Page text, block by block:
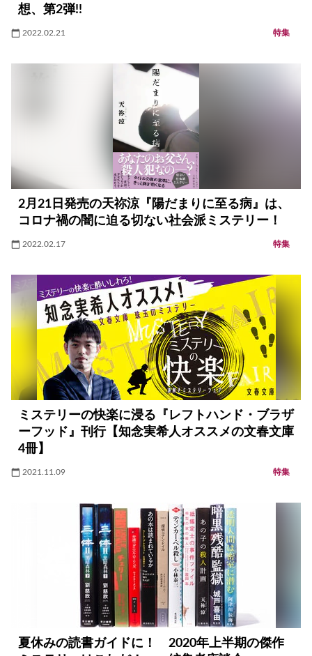
想、第2弾!!
2022.02.21 特集
2月21日発売の天祢涼『陽だまりに至る病』は、
コロナ禍の闇に迫る切ない社会派ミステリー！
2022.02.17 特集
ミステリーの快楽に浸る『レフトハンド・ブラザ
ーフッド』刊行【知念実希人オススメの文春文庫
4冊】
2021.11.09 特集
夏休みの読書ガイドに！ 2020年上半期の傑作